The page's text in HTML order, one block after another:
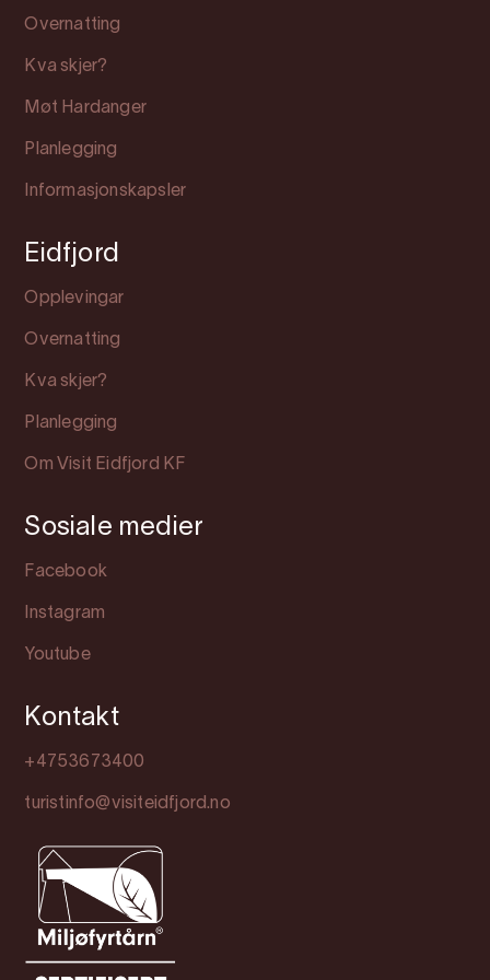
Overnatting
Kva skjer?
Møt Hardanger
Planlegging
Informasjonskapsler
Eidfjord
Opplevingar
Overnatting
Kva skjer?
Planlegging
Om Visit Eidfjord KF
Sosiale medier
Facebook
Instagram
Youtube
Kontakt
+4753673400
turistinfo@visiteidfjord.no